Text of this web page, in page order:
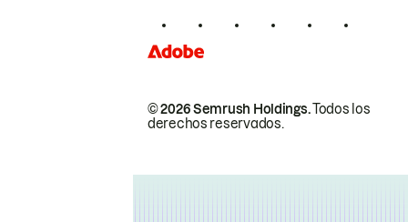
© 2026 Semrush Holdings.Todos los
derechos reservados.